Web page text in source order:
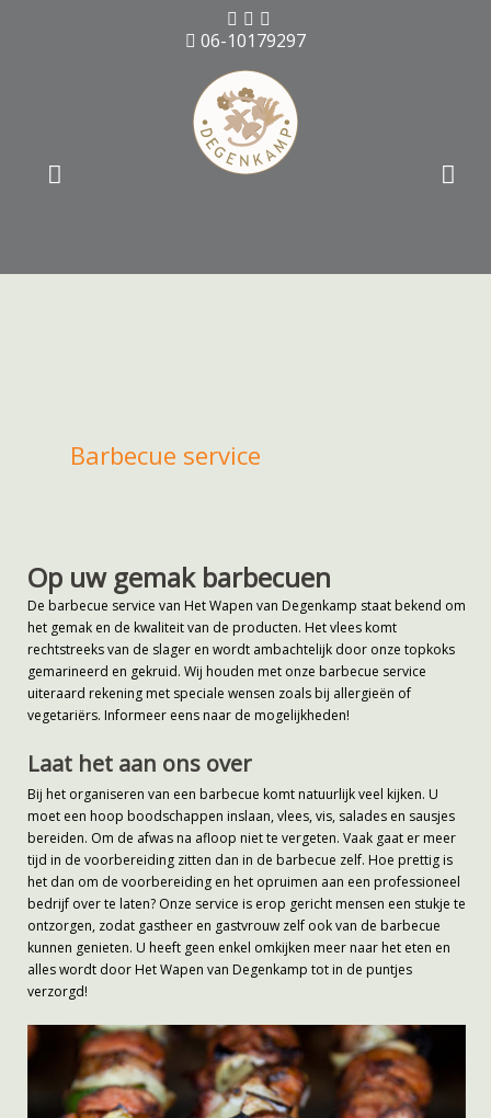
06-10179297
Barbecue service
Op uw gemak barbecuen
De barbecue service van Het Wapen van Degenkamp staat bekend om
het gemak en de kwaliteit van de producten. Het vlees komt
rechtstreeks van de slager en wordt ambachtelijk door onze topkoks
gemarineerd en gekruid. Wij houden met onze barbecue service
uiteraard rekening met speciale wensen zoals bij allergieën of
vegetariërs. Informeer eens naar de mogelijkheden!
Laat het aan ons over
Bij het organiseren van een barbecue komt natuurlijk veel kijken. U
moet een hoop boodschappen inslaan, vlees, vis, salades en sausjes
bereiden. Om de afwas na afloop niet te vergeten. Vaak gaat er meer
tijd in de voorbereiding zitten dan in de barbecue zelf. Hoe prettig is
het dan om de voorbereiding en het opruimen aan een professioneel
bedrijf over te laten? Onze service is erop gericht mensen een stukje te
ontzorgen, zodat gastheer en gastvrouw zelf ook van de barbecue
kunnen genieten. U heeft geen enkel omkijken meer naar het eten en
alles wordt door Het Wapen van Degenkamp tot in de puntjes
verzorgd!